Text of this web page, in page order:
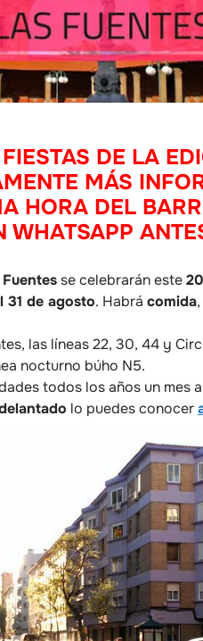
DE LA
MÁS
HORA DEL
WHATSAPP
se celebrarán este
31 de agosto. Habrá comida,
las líneas 22, 30, 44 y
nocturno búho N5.
todos los años un mes
lo puedes conocer